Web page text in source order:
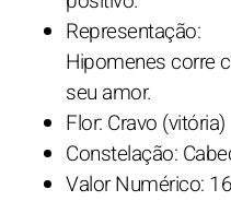
Representação:
Hipomenes corre
seu amor.
Flor: Cravo (vitória)
Constelação:
Valor Numérico: 16